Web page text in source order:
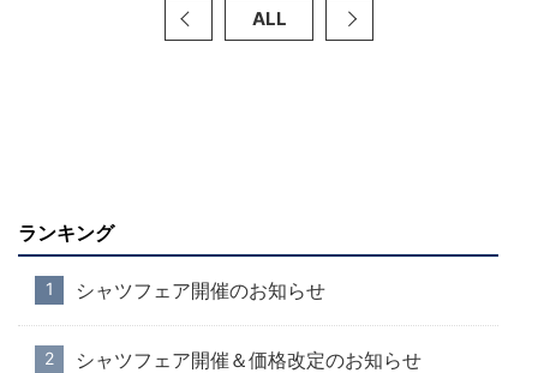
ALL
ランキング
シャツフェア開催のお知らせ
シャツフェア開催＆価格改定のお知らせ